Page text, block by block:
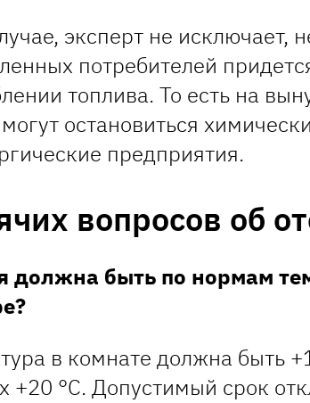
эксперт не исключает,
потребителей
топлива. То есть на
остановиться
предприятия.
вопросов об
должна быть по нормам
в комнате должна быть
+20 °C. Допустимый срок